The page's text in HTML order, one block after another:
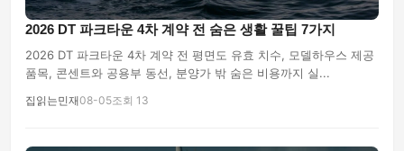
2026 DT 파크타운 4차 계약 전 숨은 생활 꿀팁 7가지
2026 DT 파크타운 4차 계약 전 평면도 유효 치수, 모델하우스 제공
품목, 콘센트와 공용부 동선, 분양가 밖 숨은 비용까지 실...
집읽는민재08-05조회 13